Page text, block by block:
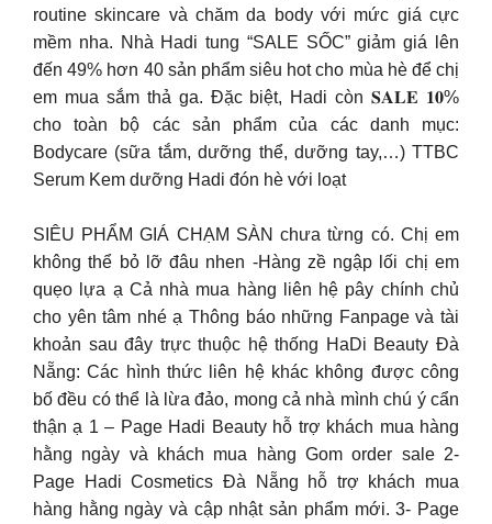
routine skincare và chăm da body với mức giá cực
mềm nha. Nhà Hadi tung “SALE SỐC” giảm giá lên
đến 49% hơn 40 sản phẩm siêu hot cho mùa hè để chị
em mua sắm thả ga. Đặc biệt, Hadi còn 𝐒𝐀𝐋𝐄 𝟏𝟎%
cho toàn bộ các sản phẩm của các danh mục:
Bodycare (sữa tắm, dưỡng thể, dưỡng tay,…) TTBC
Serum Kem dưỡng Hadi đón hè với loạt
SIÊU PHẨM GIÁ CHẠM SÀN chưa từng có. Chị em
không thể bỏ lỡ đâu nhen -Hàng zề ngập lối chị em
quẹo lựa ạ Cả nhà mua hàng liên hệ pây chính chủ
cho yên tâm nhé ạ Thông báo những Fanpage và tài
khoản sau đây trực thuộc hệ thống HaDi Beauty Đà
Nẵng: Các hình thức liên hệ khác không được công
bố đều có thể là lừa đảo, mong cả nhà mình chú ý cẩn
thận ạ 1 – Page Hadi Beauty hỗ trợ khách mua hàng
hằng ngày và khách mua hàng Gom order sale 2-
Page Hadi Cosmetics Đà Nẵng hỗ trợ khách mua
hàng hằng ngày và cập nhật sản phẩm mới. 3- Page